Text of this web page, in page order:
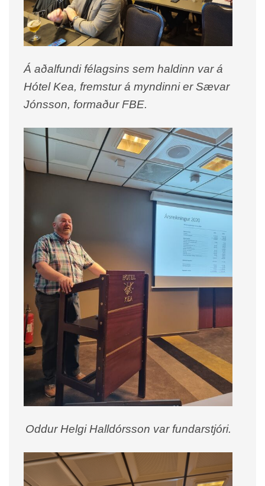
Á aðalfundi félagsins sem haldinn var á
Hótel Kea, fremstur á myndinni er Sævar
Jónsson, formaður FBE.
Oddur Helgi Halldórsson var fundarstjóri.